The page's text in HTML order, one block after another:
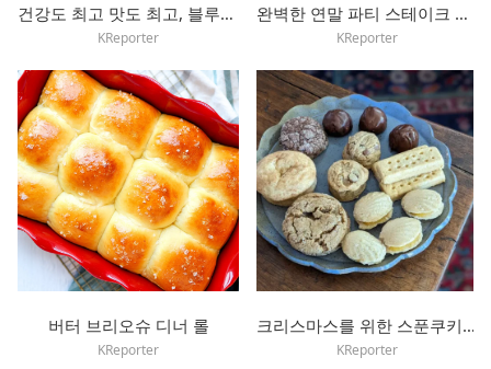
건강도 최고 맛도 최고, 블루베리 잼 오트밀 쿠키 레시피
KReporter
완벽한 연말 파티 스테이크 굽는 법
KReporter
버터 브리오슈 디너 롤
KReporter
크리스마스를 위한 스푼쿠키 레시피
KReporter